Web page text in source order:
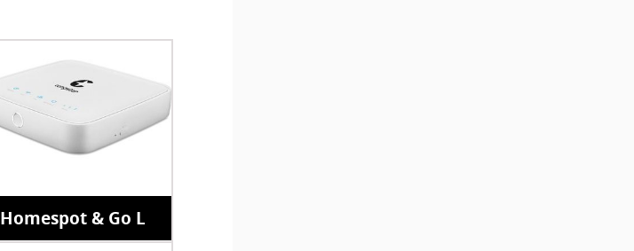
Homespot & Go L